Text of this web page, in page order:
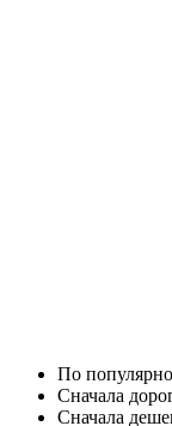
По
Cначала
Cначала